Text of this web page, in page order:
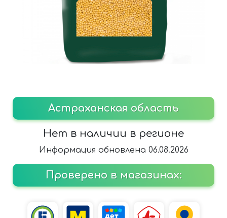
Астраханская область
Нет в наличии в регионе
Информация обновлена 06.08.2026
Проверено в магазинах: